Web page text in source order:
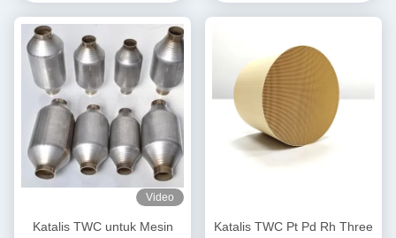
Video
Katalis TWC untuk Mesin
Katalis TWC Pt Pd Rh Three